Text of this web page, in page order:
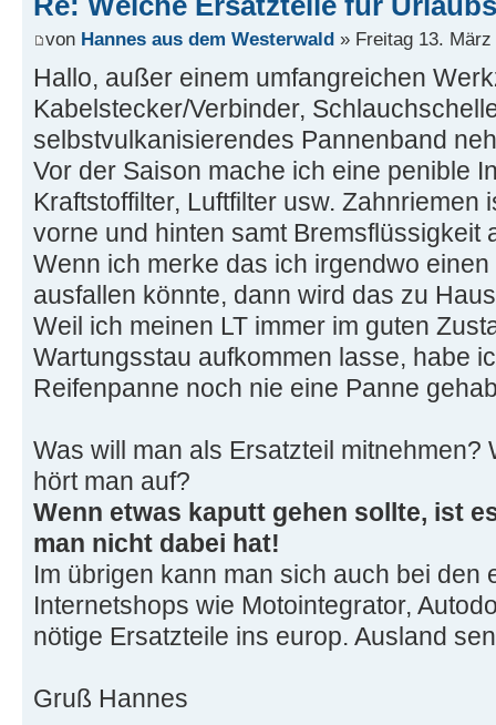
von Hannes aus dem Westerwald » Freitag 13.
Hallo, außer einem umfangreichen
Kabelstecker/Verbinder,
selbstvulkanisierendes Pannenband
Vor der Saison mache ich eine penible
Kraftstoffilter, Luftfilter usw. Zahnriemen
vorne und hinten samt Bremsflüssigkeit
Wenn ich merke das ich irgendwo
ausfallen könnte, dann wird das zu
Weil ich meinen LT immer im guten
Wartungsstau aufkommen lasse, habe
Reifenpanne noch nie eine Panne
Was will man als Ersatzteil mitnehmen?
hört man auf?
Wenn etwas kaputt gehen sollte, ist
man nicht dabei hat!
Im übrigen kann man sich auch bei den
Internetshops wie Motointegrator,
nötige Ersatzteile ins europ. Ausland
Gruß Hannes